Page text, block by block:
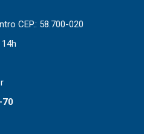
CEP.: 58.700-020
70